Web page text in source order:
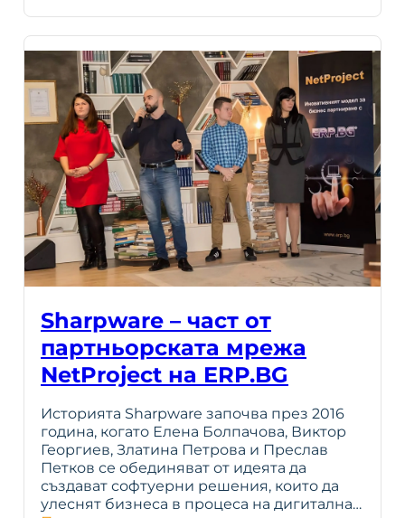
Sharpware – част от
партньорската мрежа
NetProject на ERP.BG
Историята Sharpware започва през 2016
година, когато Елена Болпачова, Виктор
Георгиев, Златина Петрова и Преслав
Петков се обединяват от идеята да
създават софтуерни решения, които да
улеснят бизнеса в процеса на дигитална…